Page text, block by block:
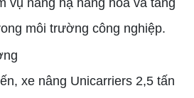
môi trường công nghiệp.
xe nâng Unicarriers 2,5 tấn